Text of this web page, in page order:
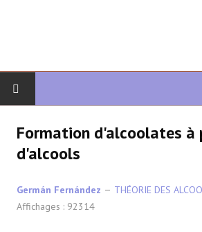
CHIMIE ORGANIQUE
ORGANIQUE AVANCÉ
Formation d'alcoolates
d'alcools
Germán Fernández
THÉORIE DES
Affichages : 92314